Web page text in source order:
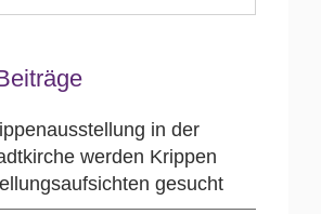
in der
werden Krippen
gesucht